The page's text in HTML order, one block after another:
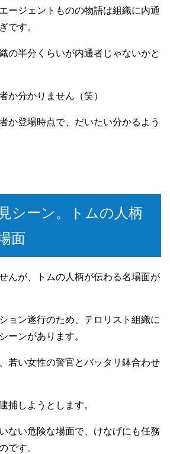
ージェントものの物語は組織に内通
です。
の半分くらいが内通者じゃないかと
か分かりません（笑）
か登場時点で、だいたい分かるよう
シーン。トムの人柄
面
んが、トムの人柄が伝わる名場面が
ョン遂行のため、テロリスト組織に
ーンがあります。
若い女性の警官とバッタリ鉢合わせ
捕しようとします。
ない危険な場面で、けなげにも任務
です。